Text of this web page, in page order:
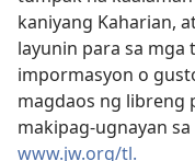
kaniyang Kaharian,
layunin para sa mga
impormasyon o
magdaos ng libreng
makipag-ugnayan sa
www.jw.org/tl.